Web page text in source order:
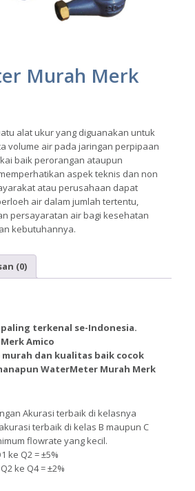
Murah Merk
alat ukur yang diguanakan untuk
volume air pada jaringan perpipaan
baik perorangan ataupun
aspek teknis dan non
atau perusahaan dapat
air dalam jumlah tertentu,
persayaratan air bagi kesehatan
kebutuhannya.
(0)
terkenal se-Indonesia.
Amico
dan kualitas baik cocok
WaterMeter Murah Merk
Akurasi terbaik di kelasnya
terbaik di kelas B maupun C
flowrate yang kecil.
ke Q2 = ±5%
ke Q4 = ±2%